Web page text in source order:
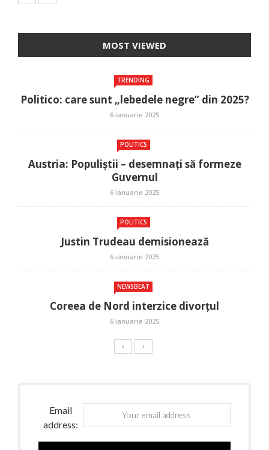
MOST VIEWED
TRENDING
Politico: care sunt „lebedele negre” din 2025?
6 ianuarie 2025
POLITICS
Austria: Populiștii – desemnați să formeze
Guvernul
6 ianuarie 2025
POLITICS
Justin Trudeau demisionează
6 ianuarie 2025
NEWSBEAT
Coreea de Nord interzice divorțul
6 ianuarie 2025
Email
address: